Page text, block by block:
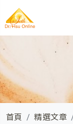
首頁 精選文章